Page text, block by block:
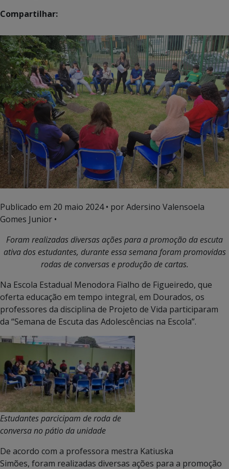
Compartilhar:
Publicado em 20 maio 2024• por Adersino Valensoela
Gomes Junior •
Foram realizadas diversas ações para a promoção da escuta
ativa dos estudantes, durante essa semana foram promovidas
rodas de conversas e produção de cartas.
Na Escola Estadual Menodora Fialho de Figueiredo, que
oferta educação em tempo integral, em Dourados, os
professores da disciplina de Projeto de Vida participaram
da “Semana de Escuta das Adolescências na Escola”.
Estudantes parcicipam de roda de
conversa no pátio da unidade
De acordo com a professora mestra Katiuska
Simões, foram realizadas diversas ações para a promoção